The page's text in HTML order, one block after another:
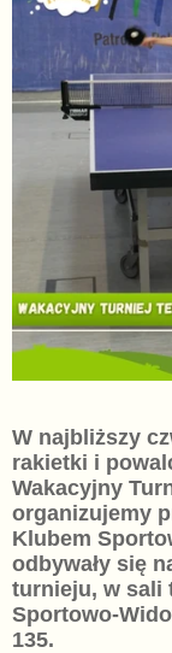
W najbliższy
rakietki i
Wakacyjny
organizujemy
Klubem
odbywały się
turnieju, w sali
Sportowo-
135.